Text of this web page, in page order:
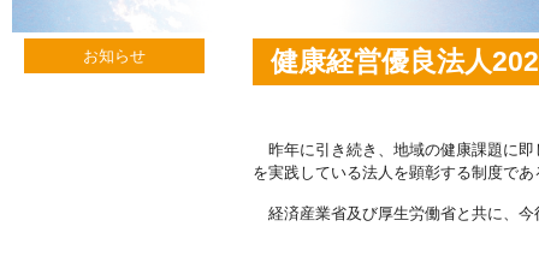
お知らせ 健康経営優良法人
昨年に引き続き、地域の健康課題に即
を実践している法人を顕彰する制度で
経済産業省及び厚生労働省と共に、今